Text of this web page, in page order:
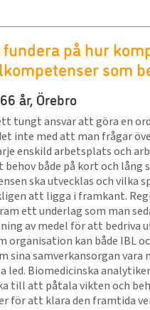
fundera på hur
som
år, Örebro
tungt ansvar att göra en
inte med att man frågar
enskild arbetsplats och
både på kort och lång
ska utvecklas och vilka
att ligga i framkant.
ett underlag som man
av medel för att bedriva
organisation kan både IBL
sina samverkansorgan vara
led. Biomedicinska
till att påtala vikten och
för att klara den framtida